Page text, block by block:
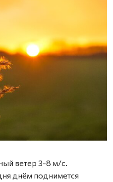
ветер 3-8 м/с.
днём поднимется